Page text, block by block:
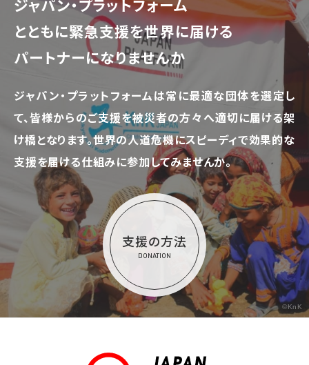
ジャパン・プラットフォーム
とともに緊急支援を世界に届ける
パートナーになりませんか
ジャパン・プラットフォームは常に最適な団体を選定し
て、皆様からのご支援を被災者の方々へ適切に届ける架
け橋となります。世界の人道危機にスピーディで効果的な
支援を届ける仕組みに参加してみませんか。
支援の方法
DONATION
©KnK